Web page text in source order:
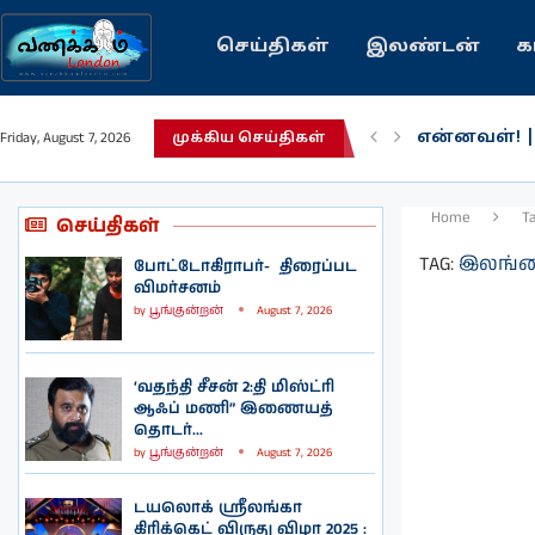
செய்திகள் இலண்டன்
Friday, August 7, 2026 முக்கிய செய்திகள்
என்னவள்! |
செய்திகள்
போட்டோகிராபர்- ‌ திரைப்பட
விமர்சனம்
by பூங்குன்றன் August 7, 2026
‘வதந்தி சீசன் 2:தி மிஸ்ட்ரி
ஆஃப் மணி” இணையத்
தொடர்...
by பூங்குன்றன் August 7, 2026
டயலொக் ஸ்ரீலங்கா
கிரிக்கெட் விருது விழா 2025 :
Home
TAG: